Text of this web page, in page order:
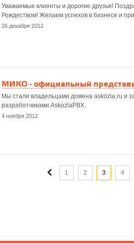
Уважаемые клиенты и дорогие друзья!
Рождеством! Желаем успехов в бизнесе и
26 декабря 2012
МИКО - официальный
Мы стали владельцами домена askozia.ru и
разработчиками AskoziaPBX.
4 ноября 2012
1 2 3 4